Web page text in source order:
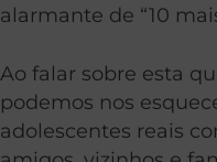
alarmante de “10
Ao falar sobre esta
podemos nos
adolescentes reais